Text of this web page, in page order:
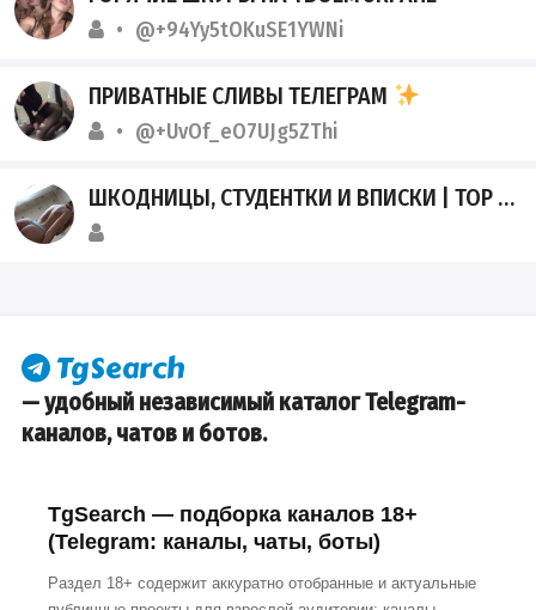
@+94Yy5tOKuSE1YWNi
ПРИВАТНЫЕ СЛИВЫ ТЕЛЕГРАМ
@+UvOf_eO7UJg5ZThi
ШКОДНИЦЫ, СТУДЕНТКИ И ВПИСКИ | TOP SLIV
— удобный независимый каталог Telegram-
каналов, чатов и ботов.
TgSearch — подборка каналов 18+
(Telegram: каналы, чаты, боты)
Раздел 18+ содержит аккуратно отобранные и актуальные